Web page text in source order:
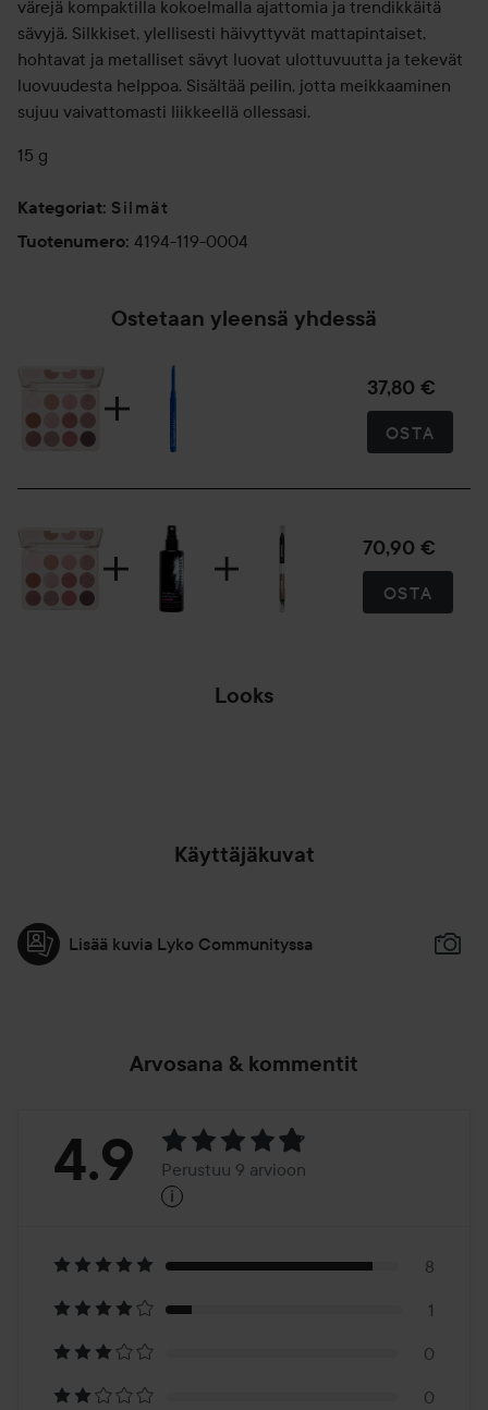
värejä kompaktilla kokoelmalla ajattomia ja trendikkäitä
sävyjä. Silkkiset, ylellisesti häivyttyvät mattapintaiset,
hohtavat ja metalliset sävyt luovat ulottuvuutta ja tekevät
luovuudesta helppoa. Sisältää peilin, jotta meikkaaminen
sujuu vaivattomasti liikkeellä ollessasi.
15 g
Kategoriat: Silmät
Tuotenumero: 4194-119-0004
Ostetaan yleensä yhdessä
37,80 €
OSTA
70,90 €
OSTA
LooksSOFT GLAM,
Käyttäjäkuvat
Lisää kuvia Lyko Communityssa
Arvosana & kommentit
Arvosana:
Perustuu
9
arvioon
4.9 Perustuu 9 arvioon
i
8
1
0
0